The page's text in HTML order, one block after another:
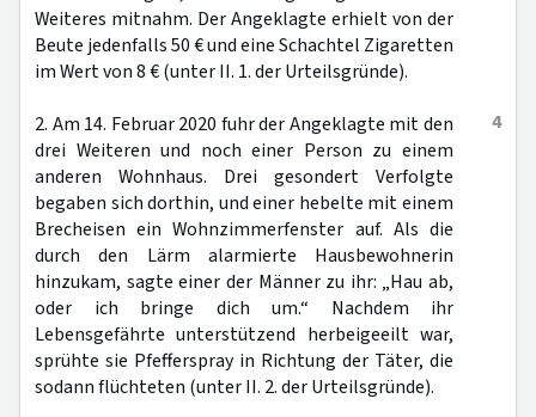
Weiteres mitnahm. Der Angeklagte erhielt von der
Beute jedenfalls 50 € und eine Schachtel Zigaretten
im Wert von 8 € (unter II. 1. der Urteilsgründe).
4
2. Am 14. Februar 2020 fuhr der Angeklagte mit den
drei Weiteren und noch einer Person zu einem
anderen Wohnhaus. Drei gesondert Verfolgte
begaben sich dorthin, und einer hebelte mit einem
Brecheisen ein Wohnzimmerfenster auf. Als die
durch den Lärm alarmierte Hausbewohnerin
hinzukam, sagte einer der Männer zu ihr: „Hau ab,
oder ich bringe dich um.“ Nachdem ihr
Lebensgefährte unterstützend herbeigeeilt war,
sprühte sie Pfefferspray in Richtung der Täter, die
sodann flüchteten (unter II. 2. der Urteilsgründe).